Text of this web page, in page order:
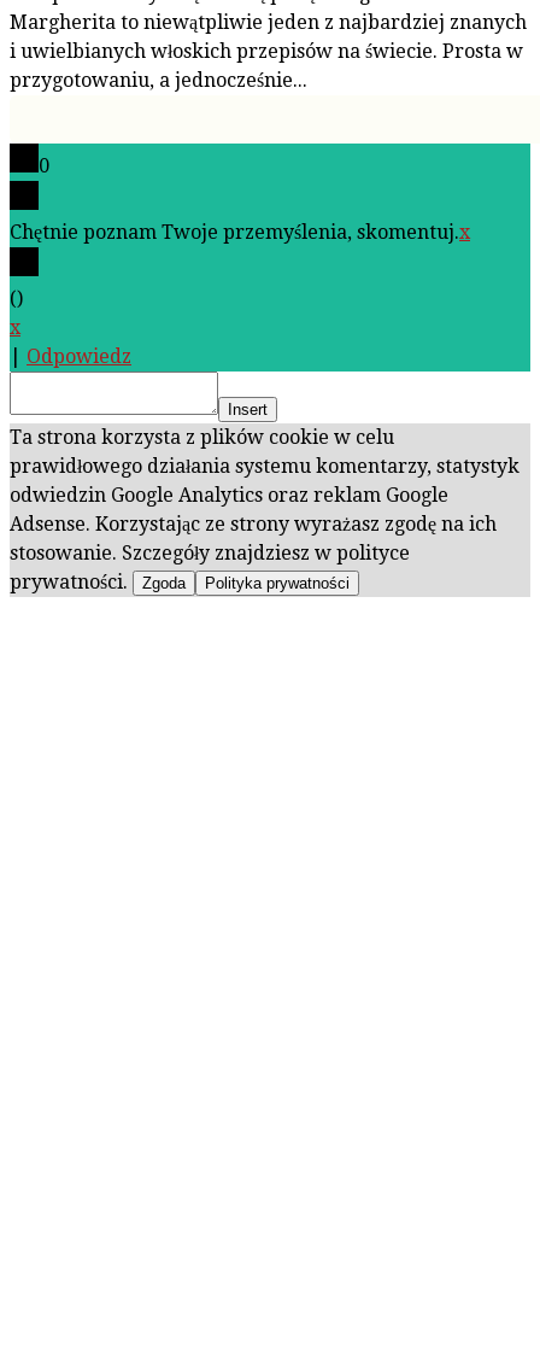
Margherita to niewątpliwie jeden z najbardziej znanych
i uwielbianych włoskich przepisów na świecie. Prosta w
przygotowaniu, a jednocześnie...
0
Chętnie poznam Twoje przemyślenia, skomentuj.x
()
x
Odpowiedz
Insert
Ta strona korzysta z plików cookie w celu
prawidłowego działania systemu komentarzy, statystyk
odwiedzin Google Analytics oraz reklam Google
Adsense. Korzystając ze strony wyrażasz zgodę na ich
stosowanie. Szczegóły znajdziesz w polityce
prywatności.
Zgoda Polityka prywatności